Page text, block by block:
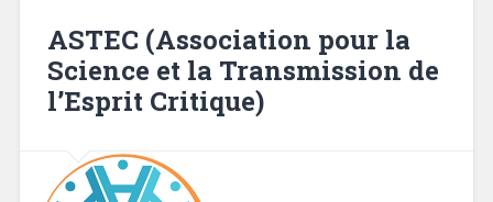
ASTEC (Association pour la
Science et la Transmission de
l’Esprit Critique)